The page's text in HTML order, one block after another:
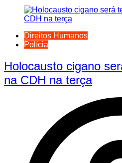
Direitos Humanos
Polícia
Holocausto cigano
na CDH na terça